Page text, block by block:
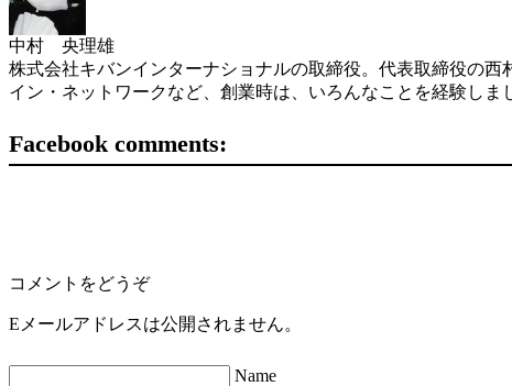
中村 央理雄
株式会社キバンインターナショナルの取締役。代表取締役の
イン・ネットワークなど、創業時は、いろんなことを経験し
Facebook comments:
コメントをどうぞ
Eメールアドレスは公開されません。
Name